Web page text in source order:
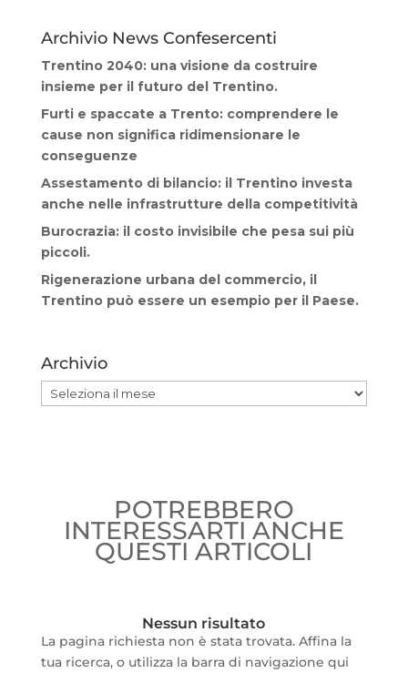
Archivio News Confesercenti
Trentino 2040: una visione da costruire
insieme per il futuro del Trentino.
Furti e spaccate a Trento: comprendere le
cause non significa ridimensionare le
conseguenze
Assestamento di bilancio: il Trentino investa
anche nelle infrastrutture della competitività
Burocrazia: il costo invisibile che pesa sui più
piccoli.
Rigenerazione urbana del commercio, il
Trentino può essere un esempio per il Paese.
Archivio
Archivio
POTREBBERO
INTERESSARTI ANCHE
QUESTI ARTICOLI
Nessun risultato
La pagina richiesta non è stata trovata. Affina la
tua ricerca, o utilizza la barra di navigazione qui